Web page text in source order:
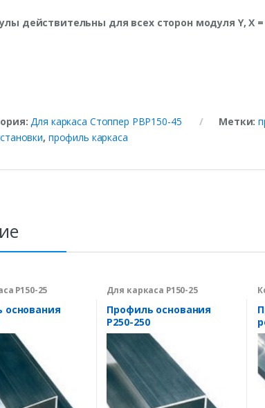
действительны для всех сторон модуля Y,X =
Для каркаса Стоппер PBP150-45 Метки:
, профиль каркаса
Р150-25
основания
Для каркаса Р150-25
Профиль основания
Р250-250